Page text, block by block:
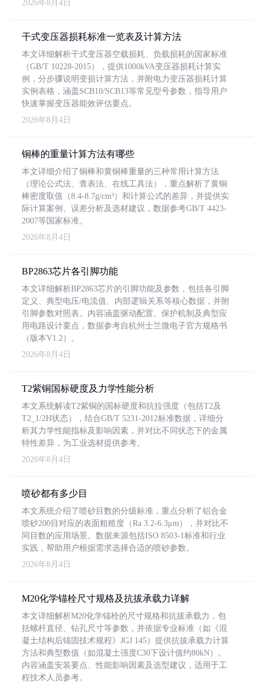
2026年8月4日
干式变压器损耗标准一览表及计算方法
本文详细解析干式变压器空载损耗、负载损耗的国家标准
（GB/T 10228-2015），提供1000kVA变压器损耗计算实
例，分步骤说明变损计算方法，并附电力变压器损耗计算
实例表格，涵盖SCB10/SCB13等常见型号参数，指导用户
快速掌握变压器能效评估要点。
2026年8月4日
铜棒的重量计算方法有哪些
本文详细介绍了铜棒和黄铜棒重量的三种常用计算方法
（理论公式法、查表法、在线工具法），重点解析了黄铜
棒密度取值（8.4-8.7g/cm³）和计算公式的差异，并提供实
际计算案例、误差分析及选材建议，数据参考GB/T 4423-
2007等国家标准。
2026年8月4日
BP2863芯片各引脚功能
本文详细解析BP2863芯片的引脚功能及参数，包括各引脚
定义、典型电压/电流值、内部逻辑关系等核心数据，并附
引脚参数对照表。内容涵盖驱动配置、保护机制及典型应
用电路设计要点，数据参考自杭州士兰微电子官方规格书
（版本V1.2）。
2026年8月4日
T2紫铜国标硬度及力学性能分析
本文系统解读T2紫铜的国标硬度和抗拉强度（包括T2及
T2_1/2H状态），结合GB/T 5231-2012标准数据，详细分
析其力学性能指标及影响因素，并对比不同状态下的金属
特性差异，为工业选材提供参考。
2026年8月4日
喷砂都有多少目
本文系统介绍了喷砂目数的分级标准，重点分析了铝合金
喷砂200目对应的表面粗糙度（Ra 3.2-6.3μm），并对比不
同目数的应用场景。数据来源包括ISO 8503-1标准和行业
实践，帮助用户根据需求选择合适的喷砂参数。
2026年8月4日
M20化学锚栓尺寸规格及抗拔承载力详解
本文详细解析M20化学锚栓的尺寸规格和抗拔承载力，包
括螺杆直径、钻孔尺寸等参数，并依据专业标准（如《混
凝土结构后锚固技术规程》JGJ 145）提供抗拔承载力计算
方法和典型数值（如混凝土强度C30下设计值约80kN）。
内容涵盖安装要点、性能影响因素及选型建议，适用于工
程技术人员参考。